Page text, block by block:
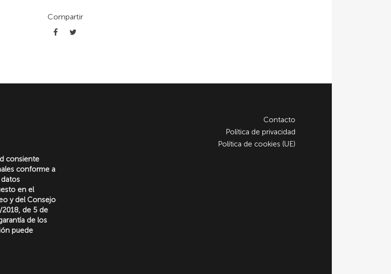
Compartir
consiente
conforme a
en el
y del Consejo
2018, de 5 de
de los
puede
Contacto
Política de privacidad
Política de cookies (UE)